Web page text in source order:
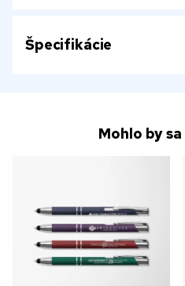
Špecifikácie
Mohlo by